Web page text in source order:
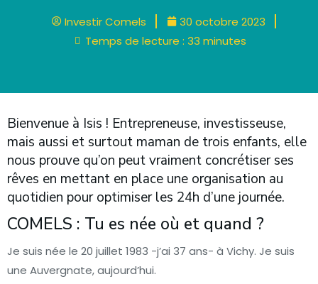
Investir Comels
30 octobre 2023
Temps de lecture : 33 minutes
Bienvenue à Isis ! Entrepreneuse, investisseuse,
mais aussi et surtout maman de trois enfants, elle
nous prouve qu’on peut vraiment concrétiser ses
rêves en mettant en place une organisation au
quotidien pour optimiser les 24h d’une journée.
COMELS : Tu es née où et quand ?
Je suis née le 20 juillet 1983 -j’ai 37 ans- à Vichy. Je suis
une Auvergnate, aujourd’hui.